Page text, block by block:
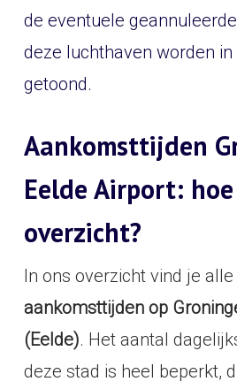
de eventuele
deze luchthaven worden
getoond.
Aankomsttijden
Eelde Airport:
overzicht?
In ons overzicht vind je
aankomsttijden op
(Eelde). Het aantal
deze stad is heel beperkt,